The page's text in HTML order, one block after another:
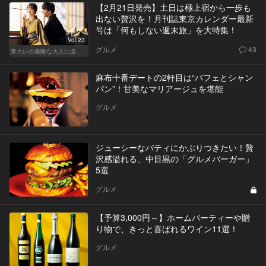
Vol.23
東カレの素敵な大人に必要なこと
【2月21日発売】土日は極上宿から一歩も
出ない贅沢を！月刊誌東京カレンダー最新
号は「何もしない週末旅」を大特集！
グルメ 43
麻布十番デートの2軒目は“パフェとシャン
パン”！甘美なマリアージュを堪能
グルメ
ジューシーなパティにかぶりつきたい！贅
沢感溢れる、中目黒の「グルメバーガー」
5選
グルメ
【予算3,000円～】ホームパーティーや贈
り物で、きっと喜ばれるワイン11選！
グルメ